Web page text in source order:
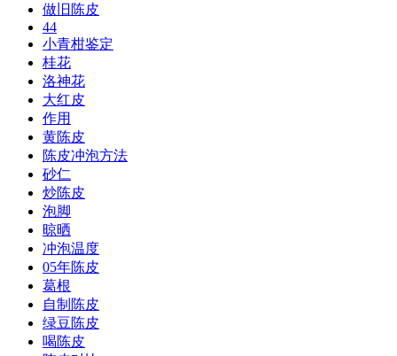
做旧陈皮
44
小青柑鉴定
桂花
洛神花
大红皮
作用
黄陈皮
陈皮冲泡方法
砂仁
炒陈皮
泡脚
晾晒
冲泡温度
05年陈皮
葛根
自制陈皮
绿豆陈皮
喝陈皮